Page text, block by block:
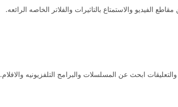
والاستمتاع بالتاثيرات والفلاتر الخاصه الرائعه.
ابحث عن المسلسلات والبرامج التلفزيونيه والافلام.